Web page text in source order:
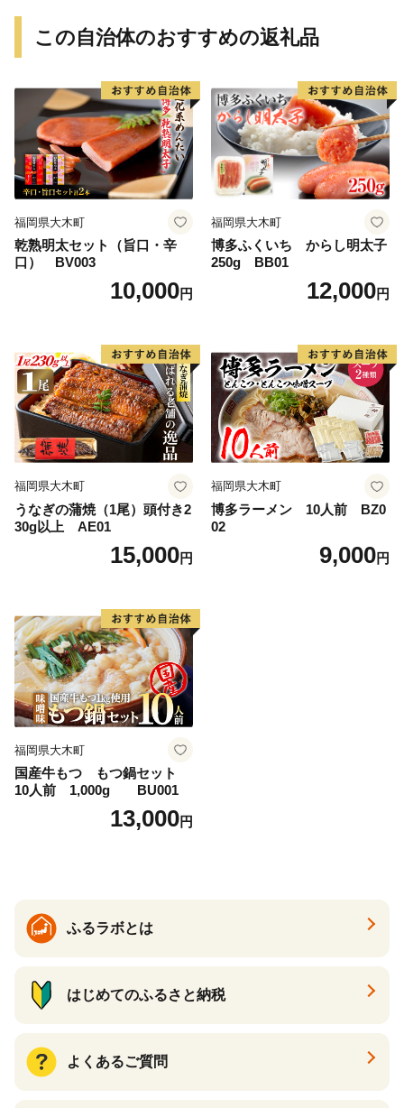
この自治体のおすすめの返礼品
福岡県大木町
乾熟明太セット（旨口・辛
口） BV003
10,000円
福岡県大木町
博多ふくいち からし明太子
250g BB01
12,000円
福岡県大木町
うなぎの蒲焼（1尾）頭付き2
30g以上 AE01
15,000円
福岡県大木町
博多ラーメン 10人前 BZ0
02
9,000円
福岡県大木町
国産牛もつ もつ鍋セット
10人前 1,000g BU001
13,000円
ふるラボとは
はじめてのふるさと納税
よくあるご質問